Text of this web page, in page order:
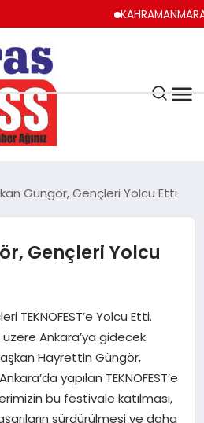
KAHRAMANMARAŞ
Güngör, Gençleri Yolcu Etti
Gençleri Yolcu
TEKNOFEST’e Yolcu Etti.
üzere Ankara’ya gidecek
Hayrettin Güngör,
yapılan TEKNOFEST’e
bu festivale katılması,
sürdürülmesi ve daha